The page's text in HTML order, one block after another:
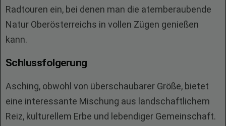
Radtouren ein, bei denen man die atemberaubende
Natur Oberösterreichs in vollen Zügen genießen
kann.
Schlussfolgerung
Asching, obwohl von überschaubarer Größe, bietet
eine interessante Mischung aus landschaftlichem
Reiz, kulturellem Erbe und lebendiger Gemeinschaft.